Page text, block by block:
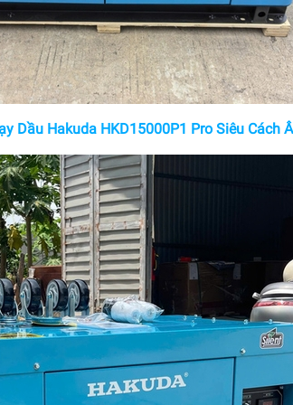
Dầu Hakuda HKD15000P1 Pro Siêu Cách